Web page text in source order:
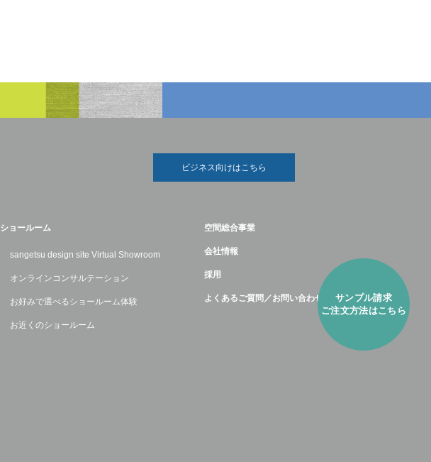
サンプル請求
ご注⽂方法はこちら
ビジネス向けはこちら
ショールーム
sangetsu design site Virtual Showroom
オンラインコンサルテーション
お好みで選べるショールーム体験
お近くのショールーム
空間総合事業
会社情報
採用
よくあるご質問／お問い合わせ